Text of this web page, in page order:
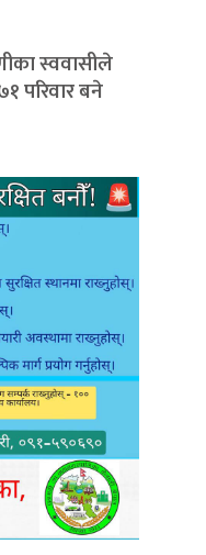
स्ववासीले
परिवार बने